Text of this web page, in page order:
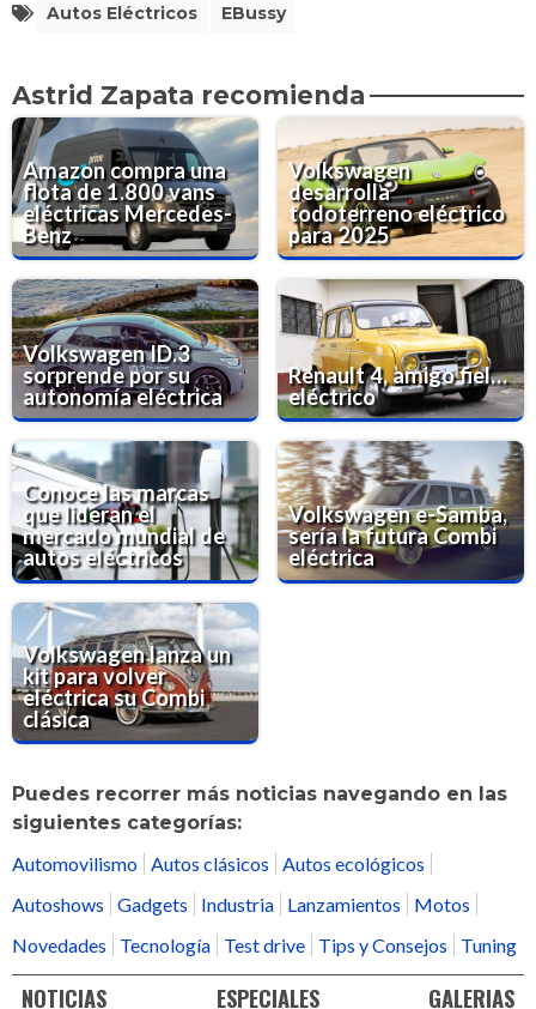
Autos Eléctricos EBussy
Astrid Zapata recomienda
Amazon compra una
flota de 1.800 vans
eléctricas Mercedes-
Benz
Volkswagen
desarrolla
todoterreno eléctrico
para 2025
Volkswagen ID.3
sorprende por su
autonomía eléctrica
Renault 4, amigo fiel…
eléctrico
Conoce las marcas
que lideran el
mercado mundial de
autos eléctricos
Volkswagen e-Samba,
sería la futura Combi
eléctrica
Volkswagen lanza un
kit para volver
eléctrica su Combi
clásica
Puedes recorrer más noticias navegando en las
siguientes categorías:
Automovilismo
Autos clásicos
Autos ecológicos
Autoshows
Gadgets Industria Lanzamientos
Motos
Novedades
Tecnología Test drive Tips y Consejos Tuning
NOTICIAS ESPECIALES GALERIAS